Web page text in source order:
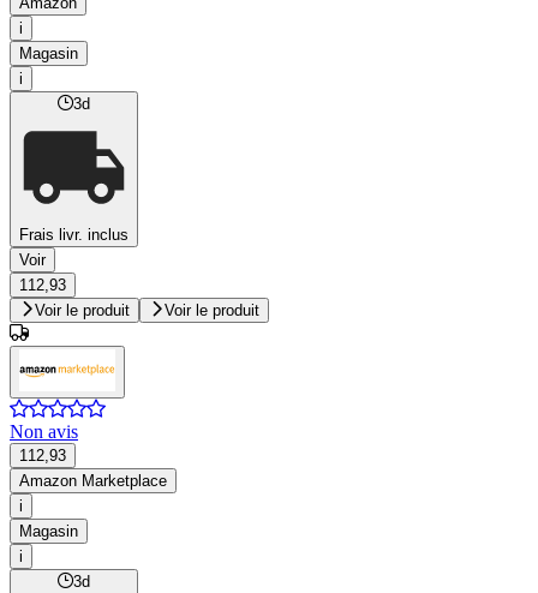
i
Magasin
i
3d
Frais livr. inclus
Voir
112,93
Voir le produit
Voir le produit
Non avis
112,93
Amazon Marketplace
i
Magasin
i
3d